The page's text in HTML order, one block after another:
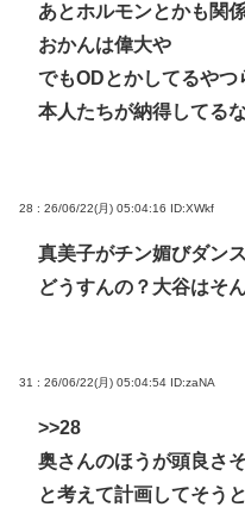
あとホルモンとかも関
おかんは偉大や
でもODとかしてるや
本人たちが納得してる
28 : 26/06/22(月) 05:04:16 ID:XWkf
真美子がチン媚びダン
どうすんの？大谷はそ
31 : 26/06/22(月) 05:04:54 ID:zaNA
>>28
奥さんのほうが頭良さ
と考えて計画してそう